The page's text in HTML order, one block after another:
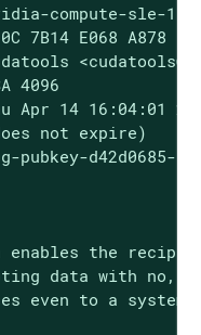
compute-sle-
7B14 E068 A878
4096
Apr 14 16:04:01
not expire)
pubkey-d42d0685-
enables the
data with no,
even to a system